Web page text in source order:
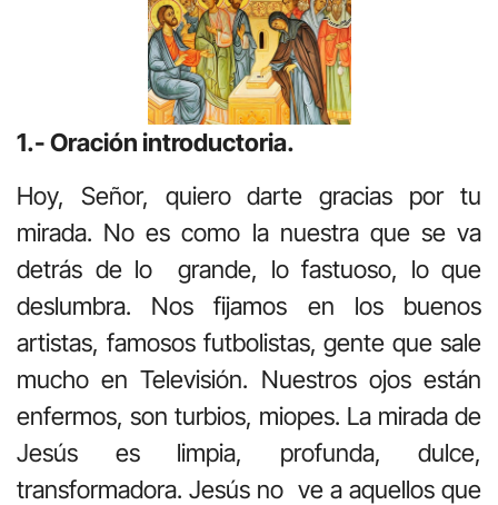
1.- Oración introductoria.
Hoy, Señor, quiero darte gracias por tu
mirada. No es como la nuestra que se va
detrás de lo grande, lo fastuoso, lo que
deslumbra. Nos fijamos en los buenos
artistas, famosos futbolistas, gente que sale
mucho en Televisión. Nuestros ojos están
enfermos, son turbios, miopes. La mirada de
Jesús es limpia, profunda, dulce,
transformadora. Jesús no ve a aquellos que